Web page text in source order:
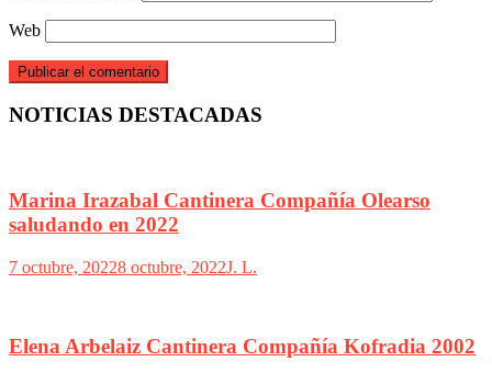
Web
NOTICIAS DESTACADAS
Marina Irazabal Cantinera Compañía Olearso
saludando en 2022
7 octubre, 20228 octubre, 2022J. L.
Elena Arbelaiz Cantinera Compañía Kofradia 2002